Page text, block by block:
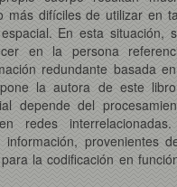
más difíciles de utilizar en
En esta situación,
en la persona
redundante basada
la autora de este
depende del
redes
provenientes
la codificación en